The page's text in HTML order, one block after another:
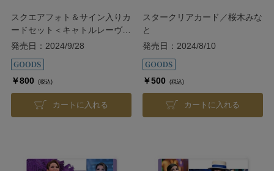
スクエアフォト＆サイン入りカ
ードセット＜キャトルレーヴ
30th＞／瀬央ゆりあ
発売日：2024/9/28
￥800 (税込)
カートに入れる
スタークリアカード／桜木みな
と
発売日：2024/8/10
￥500 (税込)
カートに入れる